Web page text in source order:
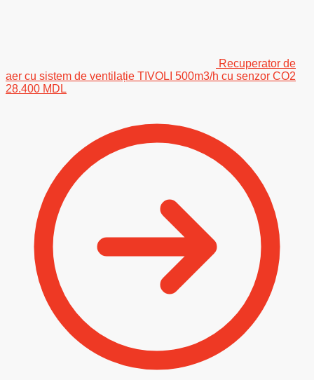
Recuperator de
aer cu sistem de ventilație TIVOLI 500m3/h cu senzor CO2
28.400 MDL